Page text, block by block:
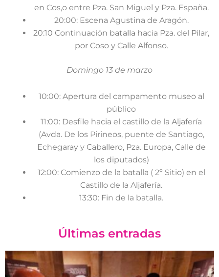
en Cos,o entre Pza. San Miguel y Pza. España.
20:00: Escena Agustina de Aragón.
20:10 Continuación batalla hacia Pza. del Pilar,
por Coso y Calle Alfonso.
Domingo 13 de marzo
10:00: Apertura del campamento museo al
público
11:00: Desfile hacia el castillo de la Aljafería
(Avda. De los Pirineos, puente de Santiago,
Echegaray y Caballero, Pza. Europa, Calle de
los diputados)
12:00: Comienzo de la batalla ( 2º Sitio) en el
Castillo de la Aljafería.
13:30: Fin de la batalla.
Últimas entradas